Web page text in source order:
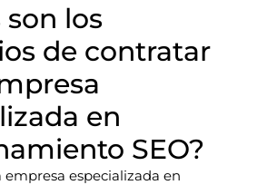
son los
de contratar
en
SEO?
especializada en